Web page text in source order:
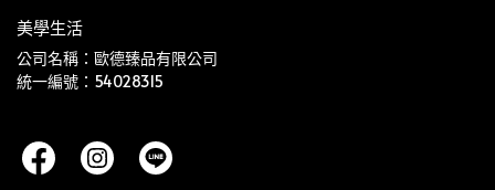
美學生活
公司名稱：歐德臻品有限公司
統一編號：54028315